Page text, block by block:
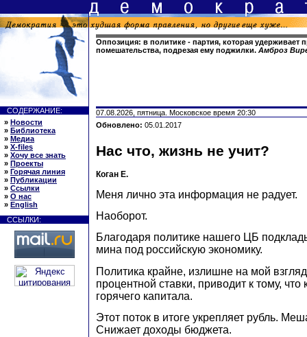
Оппозиция: в политике - партия, которая удерживает
помешательства, подрезая ему поджилки. Амброз
СОДЕРЖАНИЕ:
» Новости
» Библиотека
» Медиа
» X-files
» Хочу все знать
» Проекты
» Горячая линия
» Публикации
» Ссылки
» О нас
» English
ССЫЛКИ:
07.08.2026, пятница. Московское время 20:30
Обновлено: 05.01.2017
Нас что, жизнь не учит?
Коган Е.
Меня лично эта информация не радует.
Наоборот.
Благодаря политике нашего ЦБ
мина под российскую экономику.
Политика крайне, излишне на мой
процентной ставки, приводит к тому, что
горячего капитала.
Этот поток в итоге укрепляет рубль.
Снижает доходы бюджета.